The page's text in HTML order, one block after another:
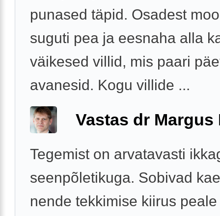
punased täpid. Osadest
suguti pea ja eesnaha alla
väikesed villid, mis paari
avanesid. Kogu villide ...
Vastas dr Margus
Tegemist on arvatavasti
seenpõletikuga. Sobivad
nende tekkimise kiirus